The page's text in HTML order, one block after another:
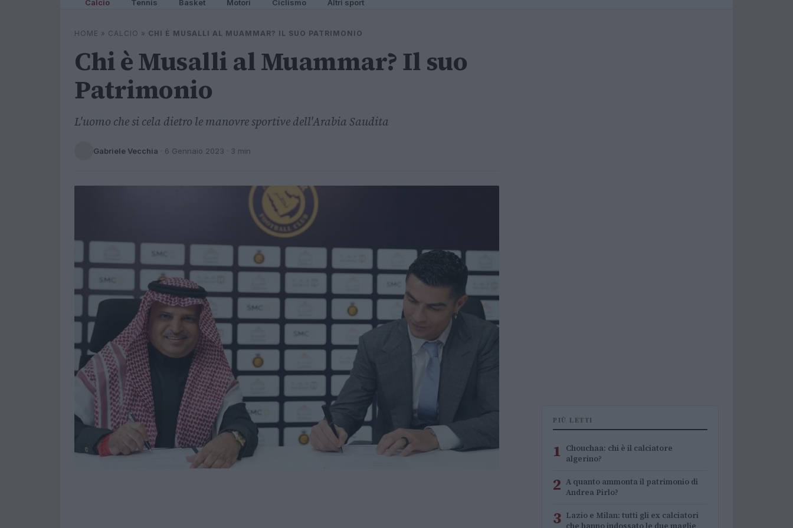
Calcio Tennis Basket Motori Ciclismo Altri sport
HOME » CALCIO » CHI È MUSALLI AL MUAMMAR? IL SUO PATRIMONIO
Chi è Musalli al Muammar? Il suo
Patrimonio
L'uomo che si cela dietro le manovre sportive dell'Arabia Saudita
Gabriele Vecchia · 6 Gennaio 2023 · 3 min
PIÙ LETTI
1 Chouchaa: chi è il calciatore
algerino?
2 A quanto ammonta il patrimonio di
Andrea Pirlo?
3 Lazio e Milan: tutti gli ex calciatori
che hanno indossato le due maglie